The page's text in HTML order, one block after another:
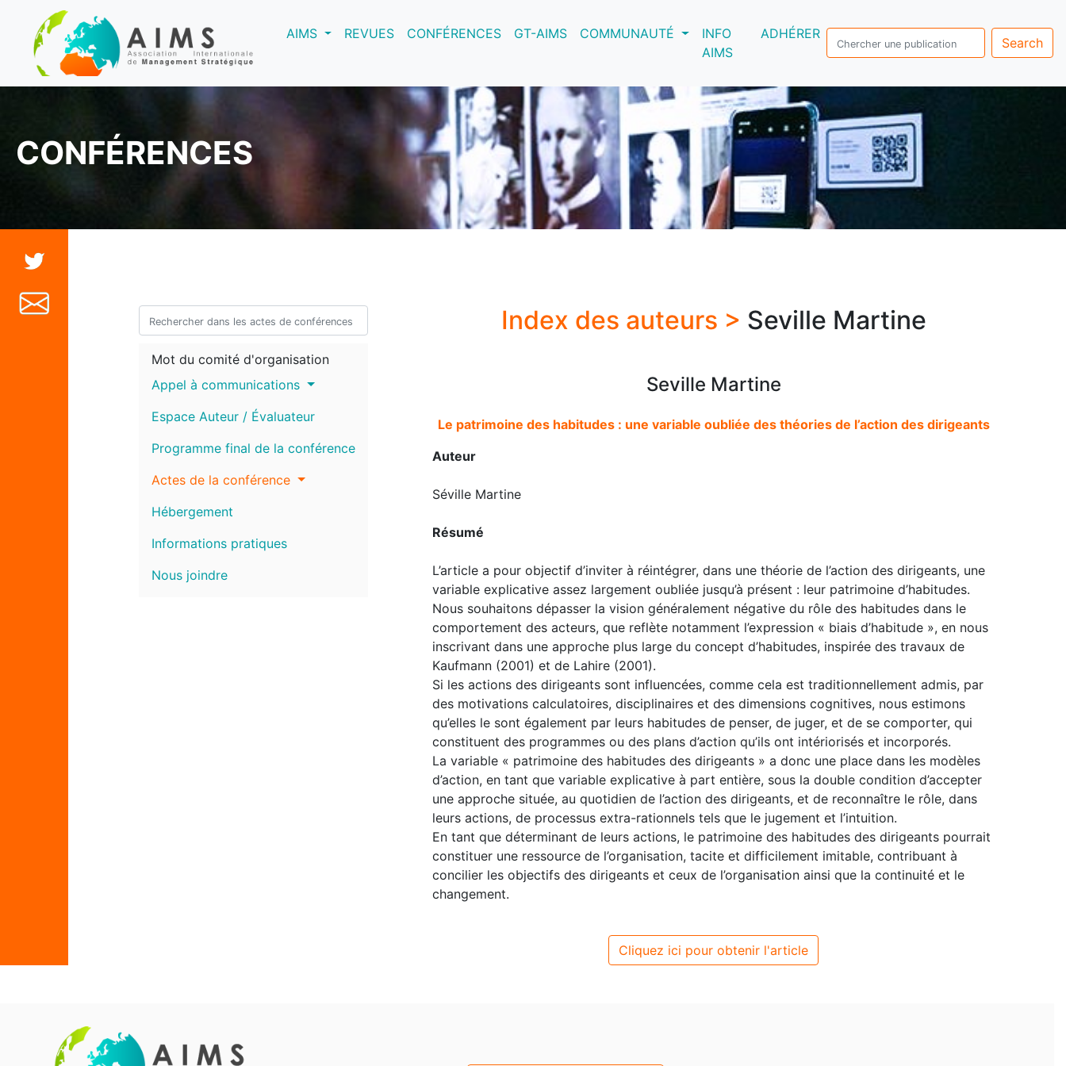
AIMS(current)REVUES CONFÉRENCES GT-AIMS COMMUNAUTÉ
INFO
AIMS
ADHÉRER
Search
CONFÉRENCES
Mot du comité d'organisation
Appel à communications
Espace Auteur / Évaluateur
Programme final de la conférence
Actes de la conférence
Hébergement
Informations pratiques
Nous joindre
Index des auteurs > Seville Martine
Seville Martine
Le patrimoine des habitudes : une variable oubliée des théories de l’action des dirigeants
Auteur
Séville Martine
Résumé
L’article a pour objectif d’inviter à réintégrer, dans une théorie de l’action des dirigeants, une
variable explicative assez largement oubliée jusqu’à présent : leur patrimoine d’habitudes.
Nous souhaitons dépasser la vision généralement négative du rôle des habitudes dans le
comportement des acteurs, que reflète notamment l’expression « biais d’habitude », en nous
inscrivant dans une approche plus large du concept d’habitudes, inspirée des travaux de
Kaufmann (2001) et de Lahire (2001).
Si les actions des dirigeants sont influencées, comme cela est traditionnellement admis, par
des motivations calculatoires, disciplinaires et des dimensions cognitives, nous estimons
qu’elles le sont également par leurs habitudes de penser, de juger, et de se comporter, qui
constituent des programmes ou des plans d’action qu’ils ont intériorisés et incorporés.
La variable « patrimoine des habitudes des dirigeants » a donc une place dans les modèles
d’action, en tant que variable explicative à part entière, sous la double condition d’accepter
une approche située, au quotidien de l’action des dirigeants, et de reconnaître le rôle, dans
leurs actions, de processus extra-rationnels tels que le jugement et l’intuition.
En tant que déterminant de leurs actions, le patrimoine des habitudes des dirigeants pourrait
constituer une ressource de l’organisation, tacite et difficilement imitable, contribuant à
concilier les objectifs des dirigeants et ceux de l’organisation ainsi que la continuité et le
changement.
Cliquez ici pour obtenir l'article